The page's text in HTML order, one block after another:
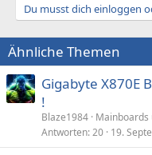
Du musst dich einloggen
Ähnliche Themen
Gigabyte X870E
!
Blaze1984 Mainboards
Antworten 20 19.